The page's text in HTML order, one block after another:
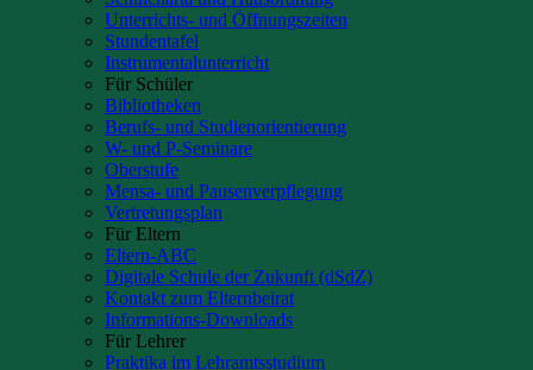
Unterrichts- und Öffnungszeiten
Stundentafel
Instrumentalunterricht
Für Schüler
Bibliotheken
Berufs- und Studienorientierung
W- und P-Seminare
Oberstufe
Mensa- und Pausenverpflegung
Vertretungsplan
Für Eltern
Eltern-ABC
Digitale Schule der Zukunft (dSdZ)
Kontakt zum Elternbeirat
Informations-Downloads
Für Lehrer
Praktika im Lehramtsstudium